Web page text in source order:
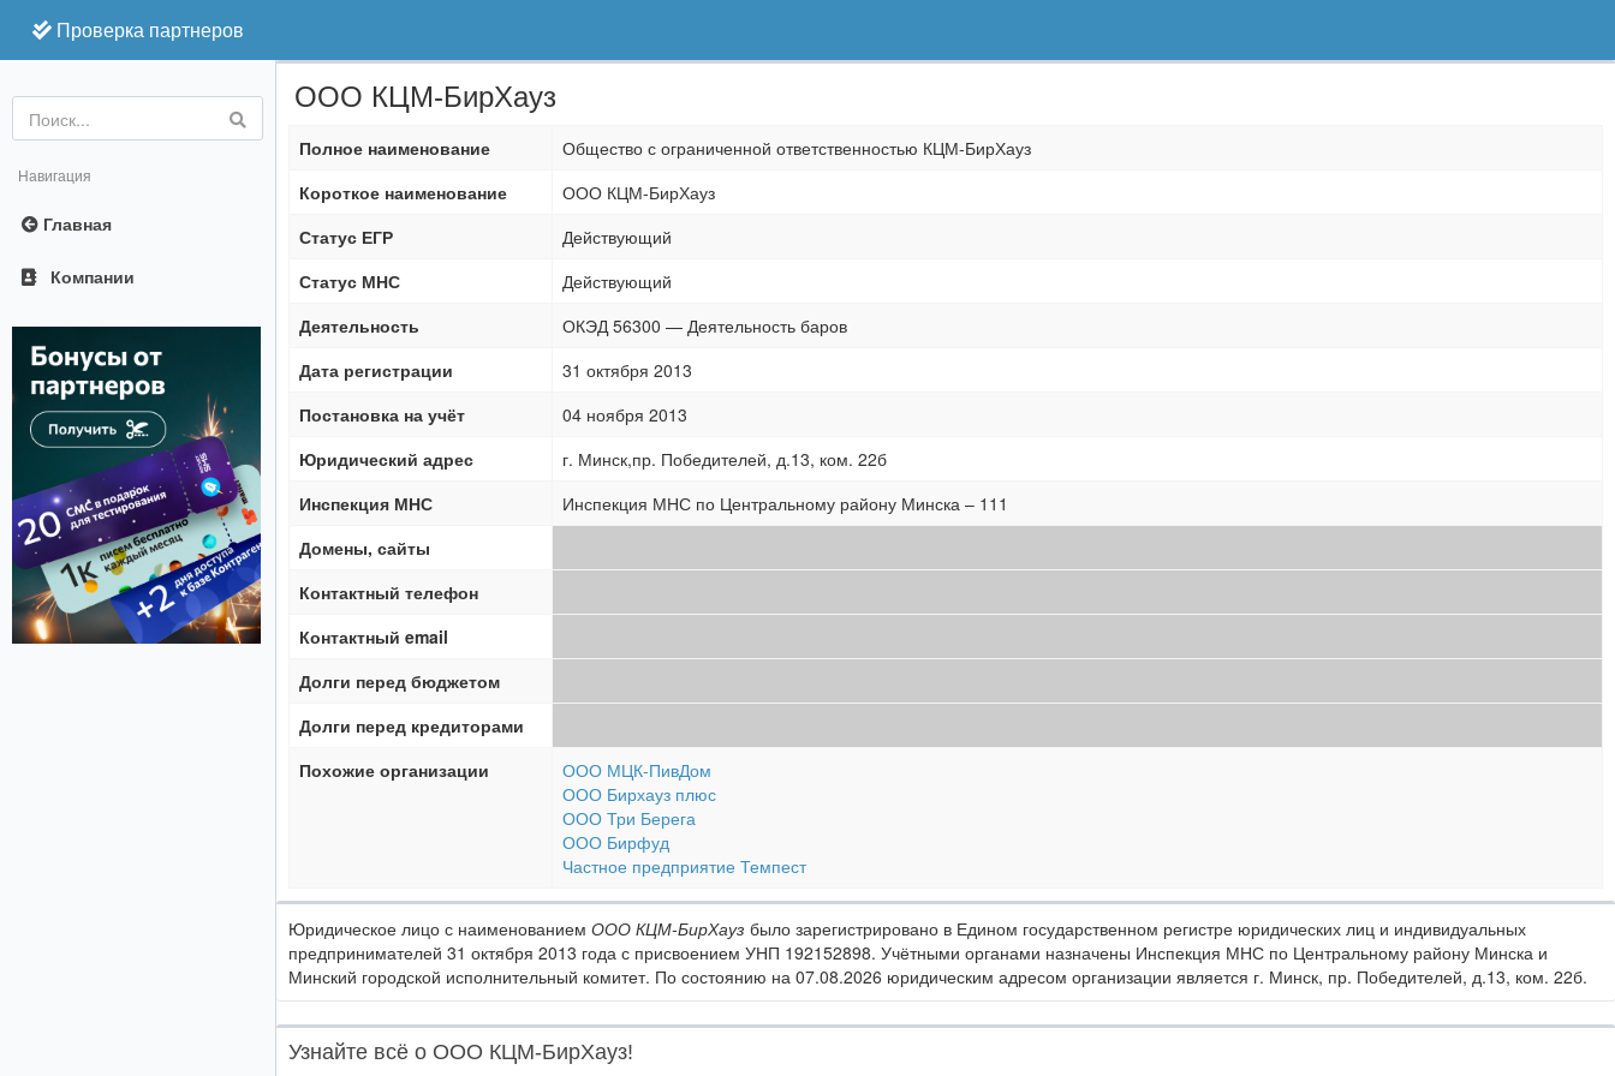
Проверка партнеров
Online
Навигация
Главная
Компании
ООО КЦМ-БирХауз
Полное наименование
Общество с ограниченной ответственностью КЦМ-БирХауз
Короткое наименование
ООО КЦМ-БирХауз
Статус ЕГР
Действующий
Статус МНС
Действующий
Деятельность
ОКЭД 56300 — Деятельность баров
Дата регистрации
31 октября 2013
Постановка на учёт
04 ноября 2013
Юридический адрес
г. Минск,пр. Победителей, д.13, ком. 22б
Инспекция МНС
Инспекция МНС по Центральному району Минска – 111
Домены, сайты
Контактный телефон
Контактный email
Долги перед бюджетом
Долги перед кредиторами
Похожие организации
ООО МЦК-ПивДом
ООО Бирхауз плюс
ООО Три Берега
ООО Бирфуд
Частное предприятие Темпест
Юридическое лицо с наименованием ООО КЦМ-БирХауз было зарегистрировано в Едином государственном регистре юридических лиц и индивидуальных
предпринимателей 31 октября 2013 года с присвоением УНП 192152898. Учётными органами назначены Инспекция МНС по Центральному району Минска и
Минский городской исполнительный комитет. По состоянию на 07.08.2026 юридическим адресом организации является г. Минск, пр. Победителей, д.13, ком. 22б.
Узнайте всё о ООО КЦМ-БирХауз!